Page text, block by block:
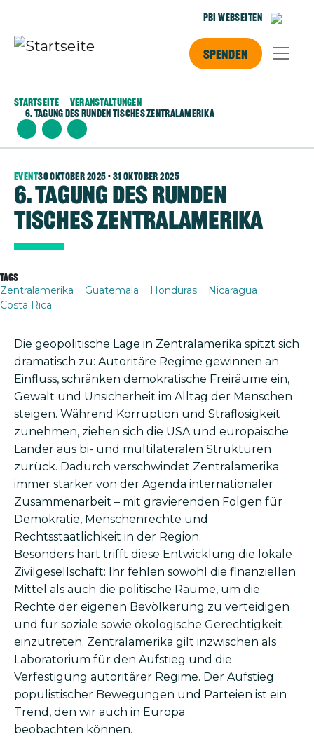
PBI Webseiten
Spenden
Startseite
Veranstaltungen
6. Tagung Des Runden Tisches Zentralamerika
Event30 Oktober 2025-31 Oktober 2025
6. Tagung des Runden
Tisches Zentralamerika
Tags
Zentralamerika Guatemala Honduras
Nicaragua
Costa Rica
Die geopolitische Lage in Zentralamerika spitzt sich
dramatisch zu: Autoritäre Regime gewinnen an
Einfluss, schränken demokratische Freiräume ein,
Gewalt und Unsicherheit im Alltag der Menschen
steigen. Während Korruption und Straflosigkeit
zunehmen, ziehen sich die USA und europäische
Länder aus bi- und multilateralen Strukturen
zurück. Dadurch verschwindet Zentralamerika
immer stärker von der Agenda internationaler
Zusammenarbeit – mit gravierenden Folgen für
Demokratie, Menschenrechte und
Rechtsstaatlichkeit in der Region.
Besonders hart trifft diese Entwicklung die lokale
Zivilgesellschaft: Ihr fehlen sowohl die finanziellen
Mittel als auch die politische Räume, um die
Rechte der eigenen Bevölkerung zu verteidigen
und für soziale sowie ökologische Gerechtigkeit
einzutreten. Zentralamerika gilt inzwischen als
Laboratorium für den Aufstieg und die
Verfestigung autoritärer Regime. Der Aufstieg
populistischer Bewegungen und Parteien ist ein
Trend, den wir auch in Europa
beobachten können.